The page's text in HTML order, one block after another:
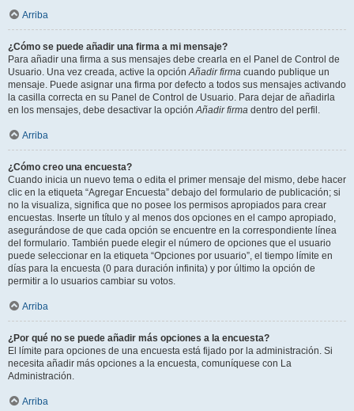
Arriba
¿Cómo se puede añadir una firma a mi mensaje?
Para añadir una firma a sus mensajes debe crearla en el Panel de Control de
Usuario. Una vez creada, active la opciónAñadir firma cuando publique un
mensaje. Puede asignar una firma por defecto a todos sus mensajes activando
la casilla correcta en su Panel de Control de Usuario. Para dejar de añadirla
en los mensajes, debe desactivar la opciónAñadir firma dentro del perfil.
Arriba
¿Cómo creo una encuesta?
Cuando inicia un nuevo tema o edita el primer mensaje del mismo, debe hacer
clic en la etiqueta “Agregar Encuesta” debajo del formulario de publicación; si
no la visualiza, significa que no posee los permisos apropiados para crear
encuestas. Inserte un título y al menos dos opciones en el campo apropiado,
asegurándose de que cada opción se encuentre en la correspondiente línea
del formulario. También puede elegir el número de opciones que el usuario
puede seleccionar en la etiqueta “Opciones por usuario”, el tiempo límite en
días para la encuesta (0 para duración infinita) y por último la opción de
permitir a lo usuarios cambiar su votos.
Arriba
¿Por qué no se puede añadir más opciones a la encuesta?
El límite para opciones de una encuesta está fijado por la administración. Si
necesita añadir más opciones a la encuesta, comuníquese con La
Administración.
Arriba